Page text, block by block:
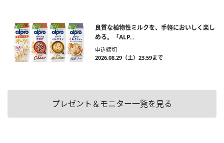
良質な植物性ミルクを、手軽においしく楽し
める。「ALP...
申込締切
2026.08.29（土）23:59まで
プレゼント＆モニター一覧を見る